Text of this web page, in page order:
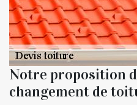
Notre proposition
changement de